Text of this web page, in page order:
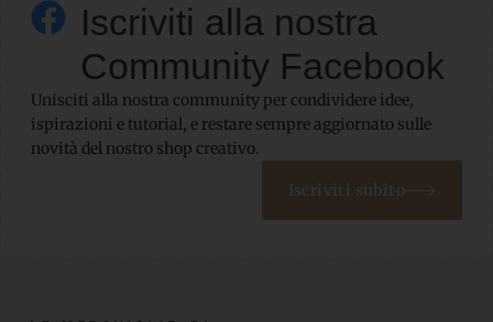
Iscriviti alla nostra
Community Facebook
Unisciti alla nostra community per condividere idee,
ispirazioni e tutorial, e restare sempre aggiornato sulle
novità del nostro shop creativo.
Iscriviti subito